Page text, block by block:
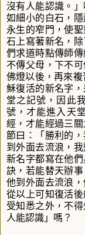
沒有人能認識。
如細小的白石，
永生的窄門，使
石上寫著新名，
們求道時點傳師
不傳父母，下不
佛燈以後，再來
穌復活的新名字
堂之記號，因此
號，才能進入天
經，才能經過三
節曰 ：「勝利的
到外面去流浪，
新名字都寫在他們
訣，若能替天辦
他到外面去流浪
從以上可知復活
受知悉之外，不
人能認識 」 嗎？